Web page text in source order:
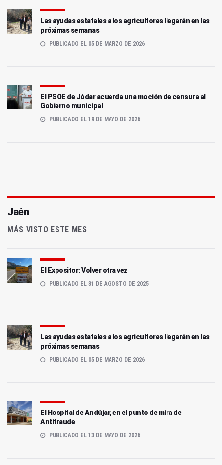
Las ayudas estatales a los agricultores llegarán en las
próximas semanas
PUBLICADO EL 05 DE MARZO DE 2026
El PSOE de Jódar acuerda una moción de censura al
Gobierno municipal
PUBLICADO EL 19 DE MAYO DE 2026
Jaén
MÁS VISTO ESTE MES
El Expositor: Volver otra vez
PUBLICADO EL 31 DE AGOSTO DE 2025
Las ayudas estatales a los agricultores llegarán en las
próximas semanas
PUBLICADO EL 05 DE MARZO DE 2026
El Hospital de Andújar, en el punto de mira de
Antifraude
PUBLICADO EL 13 DE MAYO DE 2026